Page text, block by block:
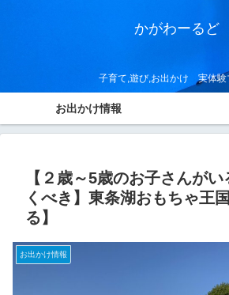
かがわーるど
子育て,遊び,お出かけ 実体験
お出かけ情報
【２歳～5歳のお子さんが
くべき】東条湖おもちゃ王
る】
お出かけ情報